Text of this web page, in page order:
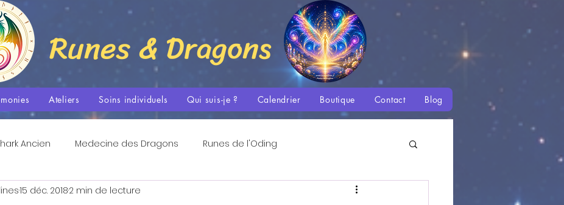
Runes & Dragons
Ateliers Soins individuels Qui suis-je ? Calendrier Boutique Contact Blog
Ancien Medecine des Dragons Runes de l'Oding
Les Flammes Sacrées
15 déc. 20182 min de lecture